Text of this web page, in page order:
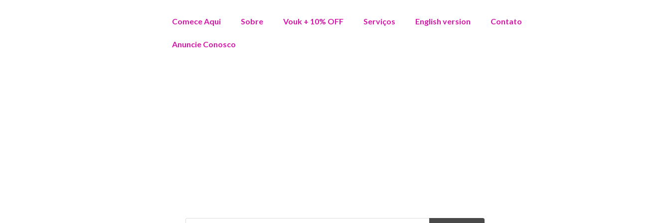
Comece Aqui Sobre Vouk + 10% OFF Serviços English version Contato
Anuncie Conosco